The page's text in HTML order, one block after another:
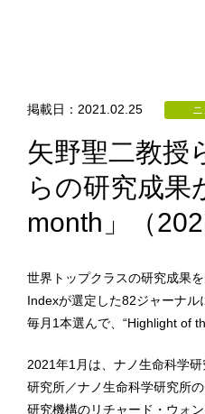
掲載日：2021.02.25
矢野聖二教授
らの研究成果
month」（
世界トップクラスの研究成果
Indexが選定した82ジャーナ
毎月1本選んで、“Highlight of
2021年1月は、ナノ生命科学
研究所／ナノ生命科学研究所
研究機構のリチャード・ウォ